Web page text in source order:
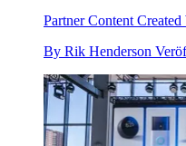
Partner Content
By Rik Henderson